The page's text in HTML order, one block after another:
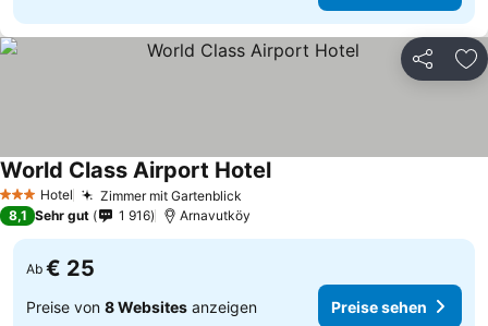
Teilen
3 SterneHotel Zimmer mit Gartenblick
World Class Airport Hotel
8,1 Sehr gut 1 916 Arnavutköy
Ab € 25
Preise von 8 Websites anzeigen Preise sehen